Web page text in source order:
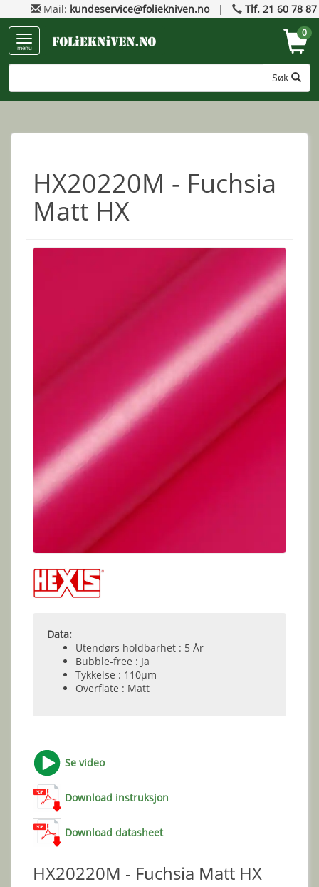
Mail: kundeservice@foliekniven.no| Tlf. 21 60 78 87
menu
Søk
0
HX20220M - Fuchsia
Matt HX
Data:
Utendørs holdbarhet : 5 År
Bubble-free : Ja
Tykkelse : 110µm
Overflate : Matt
Se video
Download instruksjon
Download datasheet
HX20220M - Fuchsia Matt HX